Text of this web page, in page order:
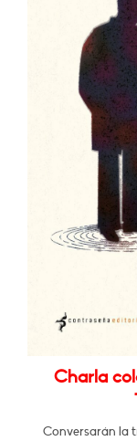
Charla
Conversarán la